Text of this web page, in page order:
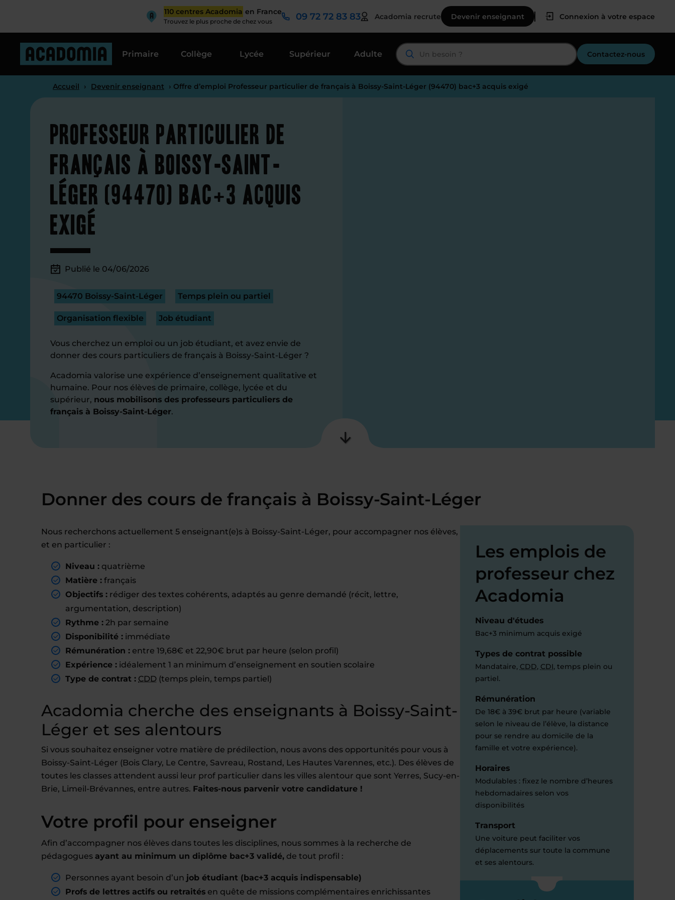
110 centres Acadomia en France
Trouvez le plus proche de chez vous 09 72 72 83 83 Acadomia recrute Devenir enseignant Connexion à votre espace
Primaire Collège Lycée Supérieur Adulte Contactez-nous
Accueil › Devenir enseignant › Offre d’emploi Professeur particulier de français à Boissy-Saint-Léger (94470) bac+3 acquis exigé
Professeur particulier de
français à Boissy-Saint-
Léger (94470) bac+3 acquis
exigé
Publié le 04/06/2026
94470 Boissy-Saint-Léger Temps plein ou partiel
Organisation flexible Job étudiant
Vous cherchez un emploi ou un job étudiant, et avez envie de
donner des cours particuliers de français à Boissy-Saint-Léger ?
Acadomia valorise une expérience d’enseignement qualitative et
humaine. Pour nos élèves de primaire, collège, lycée et du
supérieur, nous mobilisons des professeurs particuliers de
français à Boissy-Saint-Léger.
Donner des cours de français à Boissy-Saint-Léger
Nous recherchons actuellement 5 enseignant(e)s à Boissy-Saint-Léger, pour accompagner nos élèves,
et en particulier :
Niveau : quatrième
Matière : français
Objectifs : rédiger des textes cohérents, adaptés au genre demandé (récit, lettre,
argumentation, description)
Rythme : 2h par semaine
Disponibilité : immédiate
Rémunération : entre 19,68€ et 22,90€ brut par heure (selon profil)
Expérience : idéalement 1 an minimum d’enseignement en soutien scolaire
Type de contrat : CDD (temps plein, temps partiel)
Acadomia cherche des enseignants à Boissy-Saint-
Léger et ses alentours
Si vous souhaitez enseigner votre matière de prédilection, nous avons des opportunités pour vous à
Boissy-Saint-Léger (Bois Clary, Le Centre, Savreau, Rostand, Les Hautes Varennes, etc.). Des élèves de
toutes les classes attendent aussi leur prof particulier dans les villes alentour que sont Yerres, Sucy-en-
Brie, Limeil-Brévannes, entre autres. Faites-nous parvenir votre candidature !
Votre profil pour enseigner
Afin d’accompagner nos élèves dans toutes les disciplines, nous sommes à la recherche de
pédagogues ayant au minimum un diplôme bac+3 validé, de tout profil :
Personnes ayant besoin d’un job étudiant (bac+3 acquis indispensable)
Profs de lettres actifs ou retraités en quête de missions complémentaires enrichissantes
Les emplois de
professeur chez
Acadomia
Niveau d'études
Bac+3 minimum acquis exigé
Types de contrat possible
Mandataire, CDD, CDI, temps plein ou
partiel.
Rémunération
De 18€ à 39€ brut par heure (variable
selon le niveau de l’élève, la distance
pour se rendre au domicile de la
famille et votre expérience).
Horaires
Modulables : fixez le nombre d’heures
hebdomadaires selon vos
disponibilités
Transport
Une voiture peut faciliter vos
déplacements sur toute la commune
et ses alentours.